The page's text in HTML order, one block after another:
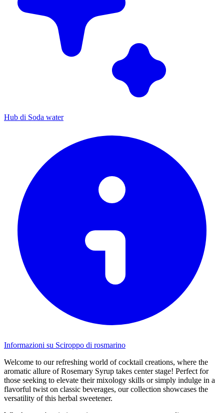
Hub di Soda water
Informazioni su Sciroppo di rosmarino
Welcome to our refreshing world of cocktail creations, where the
aromatic allure of Rosemary Syrup takes center stage! Perfect for
those seeking to elevate their mixology skills or simply indulge in a
flavorful twist on classic beverages, our collection showcases the
versatility of this herbal sweetener.